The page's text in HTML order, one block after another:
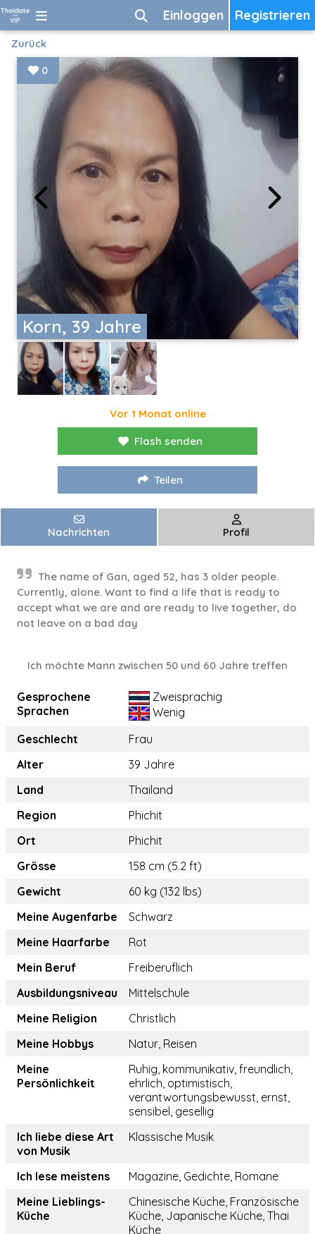
Registrieren
Einloggen
Zurück
Korn, 39 Jahre
0
Vor 1 Monat online
Flash senden
Teilen
Nachrichten Profil
The name of Gan, aged 52, has 3 older people.
Currently, alone. Want to find a life that is ready to
accept what we are and are ready to live together, do
not leave on a bad day
Ich möchte Mann zwischen 50 und 60 Jahre treffen
Gesprochene
Sprachen
Zweisprachig
Wenig
Geschlecht
Frau
Alter
39 Jahre
Land
Thailand
Region
Phichit
Ort
Phichit
Grösse
158 cm (5.2 ft)
Gewicht
60 kg (132 lbs)
Meine Augenfarbe
Schwarz
Meine Haarfarbe
Rot
Mein Beruf
Freiberuflich
Ausbildungsniveau
Mittelschule
Meine Religion
Christlich
Meine Hobbys
Natur, Reisen
Meine
Persönlichkeit
Ruhig, kommunikativ, freundlich,
ehrlich, optimistisch,
verantwortungsbewusst, ernst,
sensibel, gesellig
Ich liebe diese Art
von Musik
Klassische Musik
Ich lese meistens
Magazine, Gedichte, Romane
Meine Lieblings-
Küche
Chinesische Küche, Französische
Küche, Japanische Küche, Thai
Küche